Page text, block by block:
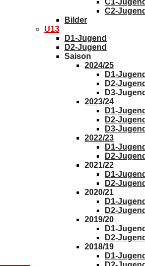
C1-
C2-
Bilder
U13
D1-Jugend
D2-Jugend
Saison
2024/25
D1-
D2-
D3-
2023/24
D1-
D2-
D3-
2022/23
D1-
D2-
2021/22
D1-
D2-
2020/21
D1-
D2-
2019/20
D1-
D2-
2018/19
D1-